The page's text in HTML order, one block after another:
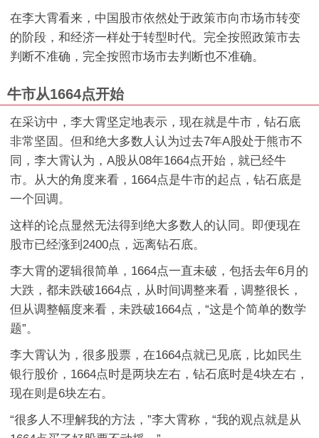
在李大霄看来，中国股市依然处于政策市向市场市转变
的阶段，和经济一样处于转型时代。完全按照政策市去
判断不准确，完全按照市场市去判断也不准确。
牛市从1664点开始
在采访中，李大霄坚定地表示，现在就是牛市，钻石底
非常坚固。但和绝大多数人认为过去7年A股处于熊市不
同，李大霄认为，A股从08年1664点开始，就已经牛
市。从大的角度来看，1664点是牛市的起点，钻石底是
一个回调。
这样的论点显然无法得到绝大多数人的认同。即便现在
股市已经涨到2400点，远离钻石底。
李大霄的逻辑很简单，1664点一直未破，包括去年6月的
大跌，都未跌破1664点，从时间调整来看，调整很长，
但从调整幅度来看，未跌破1664点，“这是个简单的数学
题”。
李大霄认为，很多股票，在1664点就已见底，比如民生
银行股价，1664点时是两块左右，钻石底时是4块左右，
现在则是6块左右。
“很多人不理解我的方法，”李大霄称，“我的观点就是从